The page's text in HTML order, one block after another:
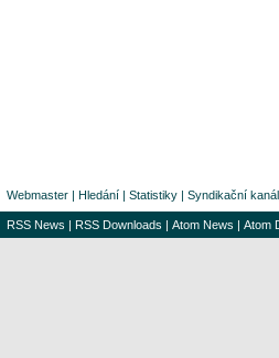
Webmaster | Hledání | Statistiky | Syndikační
RSS News | RSS Downloads | Atom News | Atom